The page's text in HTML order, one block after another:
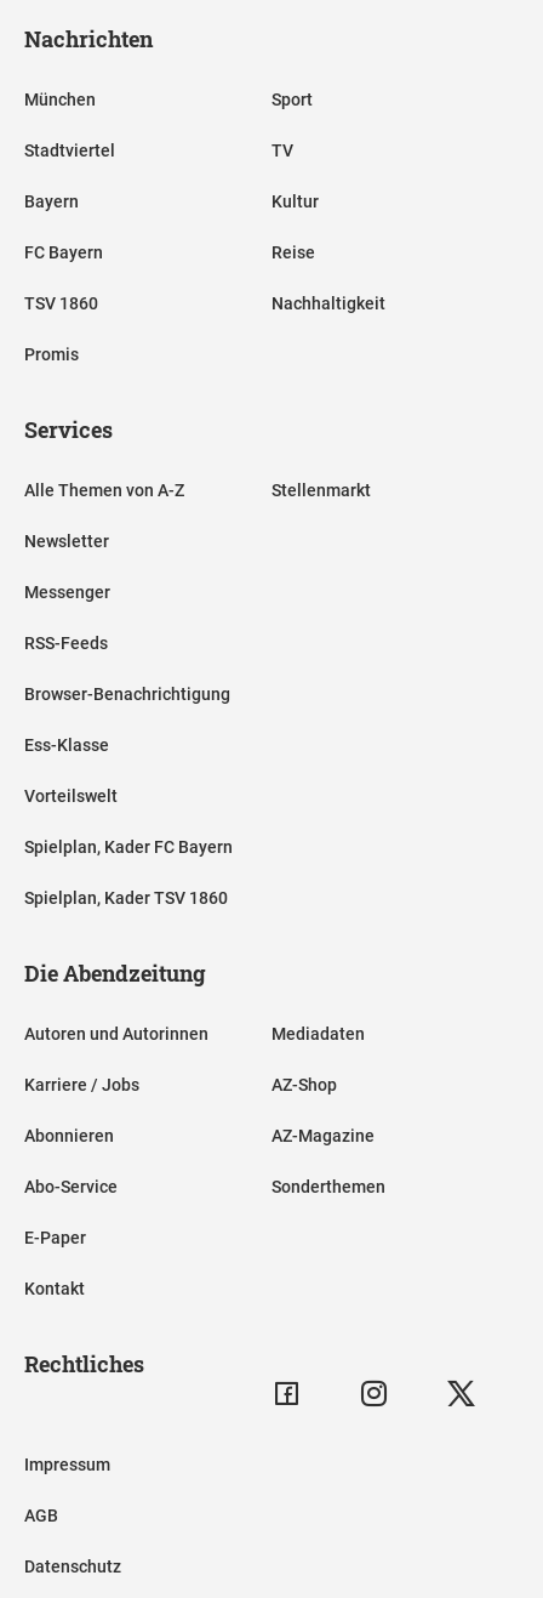
Nachrichten
München
Stadtviertel
Bayern
FC Bayern
TSV 1860
Promis
Sport
TV
Kultur
Reise
Nachhaltigkeit
Services
Alle Themen von A-Z
Newsletter
Messenger
RSS-Feeds
Browser-Benachrichtigung
Ess-Klasse
Vorteilswelt
Spielplan, Kader FC Bayern
Spielplan, Kader TSV 1860
Stellenmarkt
Die Abendzeitung
Autoren und Autorinnen
Karriere / Jobs
Abonnieren
Abo-Service
E-Paper
Kontakt
Mediadaten
AZ-Shop
AZ-Magazine
Sonderthemen
Rechtliches
Impressum
AGB
Datenschutz